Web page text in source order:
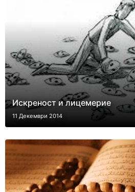
Искреност и лицемерие
11 Декември 2014